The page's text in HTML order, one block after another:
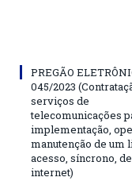
PREGÃO
045/2023
serviços de
telecomunicações
implementação,
manutenção de um
acesso, síncrono,
internet)